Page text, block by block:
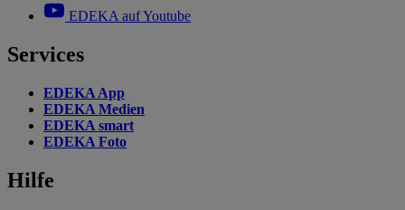
EDEKA auf Youtube
Services
EDEKA App
EDEKA Medien
EDEKA smart
EDEKA Foto
Hilfe